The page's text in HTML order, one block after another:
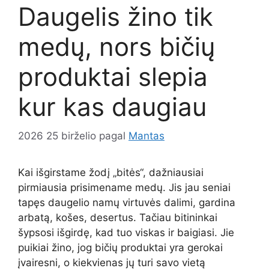
Daugelis žino tik
medų, nors bičių
produktai slepia
kur kas daugiau
2026 25 birželio pagal Mantas
Kai išgirstame žodį „bitės“, dažniausiai
pirmiausia prisimename medų. Jis jau seniai
tapęs daugelio namų virtuvės dalimi, gardina
arbatą, košes, desertus. Tačiau bitininkai
šypsosi išgirdę, kad tuo viskas ir baigiasi. Jie
puikiai žino, jog bičių produktai yra gerokai
įvairesni, o kiekvienas jų turi savo vietą